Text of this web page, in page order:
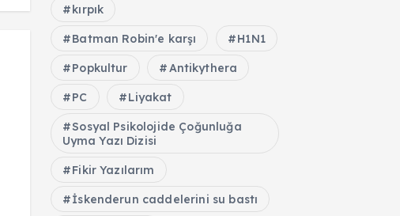
kırpık
Batman Robin'e karşı H1N1
Popkultur Antikythera
PC Liyakat
Sosyal Psikolojide Çoğunluğa
Uyma Yazı Dizisi
Fikir Yazılarım
İskenderun caddelerini su bastı